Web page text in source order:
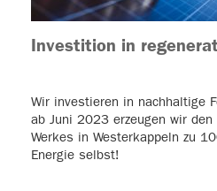
Investition in
Wir investieren in nachhaltige
ab Juni 2023 erzeugen wir
Werkes in Westerkappeln zu
Energie selbst!